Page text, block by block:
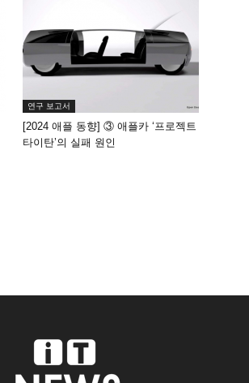
연구 보고서
[2024 애플 동향] ③ 애플카 ‘프로젝트
타이탄’의 실패 원인